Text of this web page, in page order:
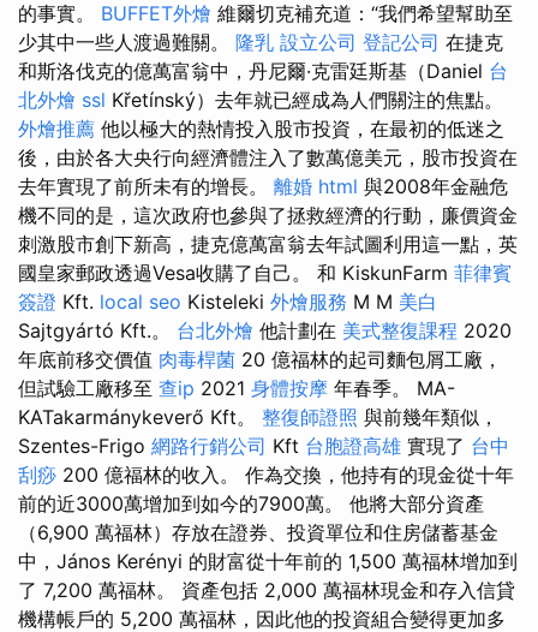
的事實。 BUFFET外燴 維爾切克補充道：“我們希望幫助至
少其中一些人渡過難關。 隆乳 設立公司 登記公司 在捷克
和斯洛伐克的億萬富翁中，丹尼爾·克雷廷斯基（Daniel 台
北外燴 ssl Křetínský）去年就已經成為人們關注的焦點。
外燴推薦 他以極大的熱情投入股市投資，在最初的低迷之
後，由於各大央行向經濟體注入了數萬億美元，股市投資在
去年實現了前所未有的增長。 離婚 html 與2008年金融危
機不同的是，這次政府也參與了拯救經濟的行動，廉價資金
刺激股市創下新高，捷克億萬富翁去年試圖利用這一點，英
國皇家郵政透過Vesa收購了自己。 和 KiskunFarm 菲律賓
簽證 Kft. local seo Kisteleki 外燴服務 M M 美白
Sajtgyártó Kft.。 台北外燴 他計劃在 美式整復課程 2020
年底前移交價值 肉毒桿菌 20 億福林的起司麵包屑工廠，
但試驗工廠移至 查ip 2021 身體按摩 年春季。 MA-
KATakarmánykeverő Kft。 整復師證照 與前幾年類似，
Szentes-Frigo 網路行銷公司 Kft 台胞證高雄 實現了 台中
刮痧 200 億福林的收入。 作為交換，他持有的現金從十年
前的近3000萬增加到如今的7900萬。 他將大部分資產
（6,900 萬福林）存放在證券、投資單位和住房儲蓄基金
中，János Kerényi 的財富從十年前的 1,500 萬福林增加到
了 7,200 萬福林。 資產包括 2,000 萬福林現金和存入信貸
機構帳戶的 5,200 萬福林，因此他的投資組合變得更加多